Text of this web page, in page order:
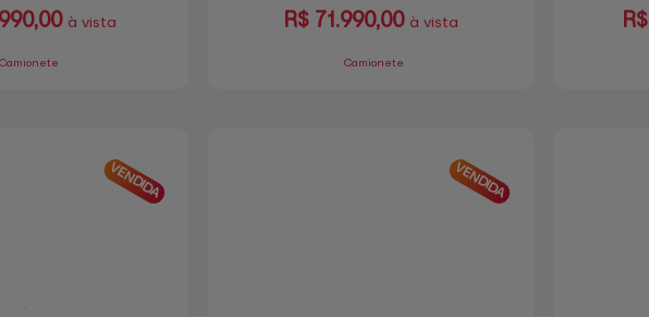
à vista
Camionete
R$71.990,00 à vista
Camionete
R$
VENDIDA VENDIDA